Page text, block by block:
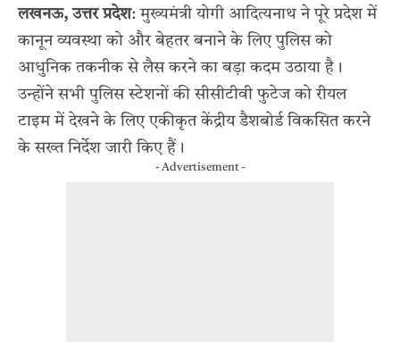
लखनऊ, उत्तर प्रदेश: मुख्यमंत्री योगी आदित्यनाथ ने पूरे प्रदेश में
कानून व्यवस्था को और बेहतर बनाने के लिए पुलिस को
आधुनिक तकनीक से लैस करने का बड़ा कदम उठाया है।
उन्होंने सभी पुलिस स्टेशनों की सीसीटीवी फुटेज को रीयल
टाइम में देखने के लिए एकीकृत केंद्रीय डैशबोर्ड विकसित करने
के सख्त निर्देश जारी किए हैं।
- Advertisement -